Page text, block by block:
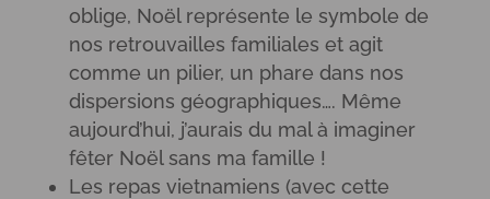
oblige, Noël représente le symbole de
nos retrouvailles familiales et agit
comme un pilier, un phare dans nos
dispersions géographiques…. Même
aujourd’hui, j’aurais du mal à imaginer
fêter Noël sans ma famille !
Les repas vietnamiens (avec cette